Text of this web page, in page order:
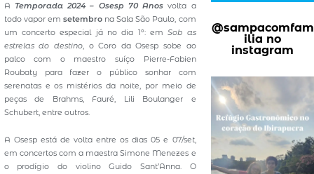
ATemporada 2024 – Osesp 70 Anos volta a
todo vapor emsetembro na Sala São Paulo, com
um concerto especial já no dia 1º: emSob as
estrelas do destino, o Coro da Osesp sobe ao
palco com o maestro suíço Pierre-Fabien
Roubaty para fazer o público sonhar com
serenatas e os mistérios da noite, por meio de
peças de Brahms, Fauré, Lili Boulanger e
Schubert, entre outros.
A Osesp está de volta entre os dias 05 e 07/set,
em concertos com a maestra Simone Menezes e
o prodígio do violino Guido Sant’Anna. O
@sampacomfam
ilia no
instagram